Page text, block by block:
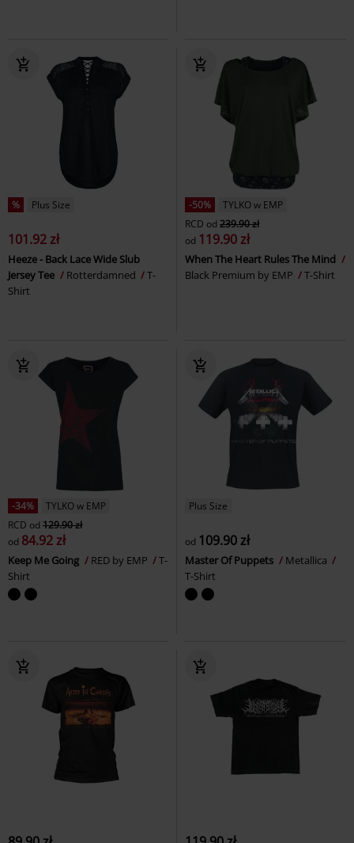
% Plus Size
101.92 zł
Heeze - Back Lace Wide Slub
Jersey Tee
Rotterdamned
T-
Shirt
-50%
TYLKO w EMP
RCD od 239.90 zł
od 119.90 zł
When The Heart Rules The Mind
Black Premium by EMP
T-Shirt
-34%
TYLKO w EMP
RCD od 129.90 zł
od 84.92 zł
Keep Me Going RED by EMP
T-
Shirt
Plus Size
od 109.90 zł
Master Of Puppets
Metallica
T-Shirt